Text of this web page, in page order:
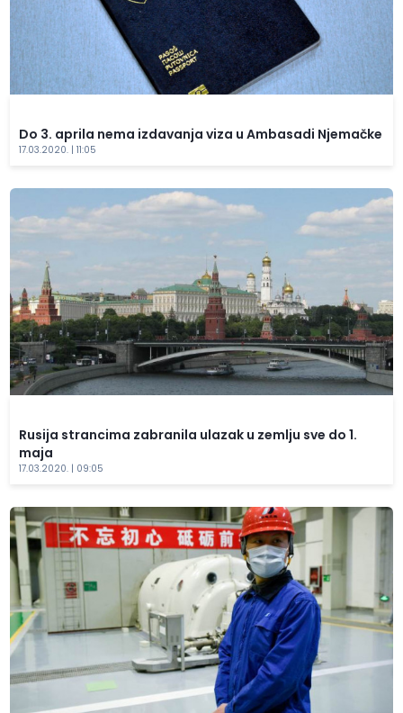
Do 3. aprila nema izdavanja viza u Ambasadi Njemačke
17.03.2020. | 11:05
Rusija strancima zabranila ulazak u zemlju sve do 1.
maja
17.03.2020. | 09:05